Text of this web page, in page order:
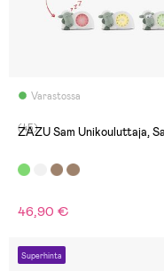
Varastossa
(45)
ZAZU Sam Unikouluttaja,
46,90 €
Superhinta